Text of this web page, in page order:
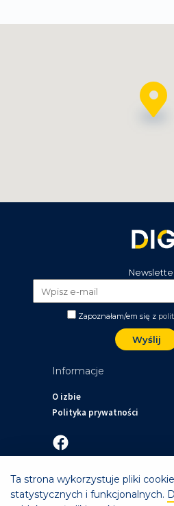
Zapoznałam/em się z
Informacje
O izbie
Polityka prywatności
© 2026 Dolnośląska
Ta strona wykorzystuje pliki
statystycznych i funkcjonalnych.